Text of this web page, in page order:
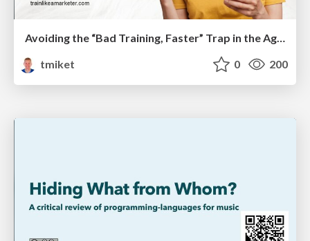
Avoiding the “Bad Training, Faster” Trap in the Age of AI
tmiket
0 200